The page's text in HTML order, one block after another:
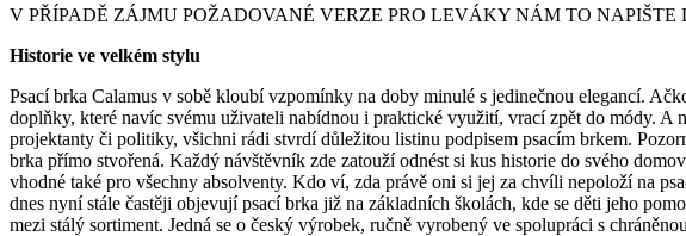
V PŘÍPADĚ ZÁJMU POŽADOVANÉ VERZE PRO LEVÁKY NÁM TO NAPIŠTE
Historie ve velkém stylu
Psací brka Calamus v sobě kloubí vzpomínky na doby minulé s jedinečnou elegancí.
doplňky, které navíc svému uživateli nabídnou i praktické využití, vrací zpět do módy.
projektanty či politiky, všichni rádi stvrdí důležitou listinu podpisem psacím brkem.
brka přímo stvořená. Každý návštěvník zde zatouží odnést si kus historie do svého
vhodné také pro všechny absolventy. Kdo ví, zda právě oni si jej za chvíli nepoloží na
dnes nyní stále častěji objevují psací brka již na základních školách, kde se děti jeho
mezi stálý sortiment. Jedná se o český výrobek, ručně vyrobený ve spolupráci s